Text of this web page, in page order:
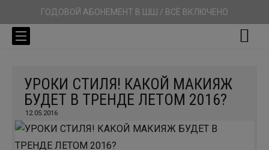
ГОДОВОЙ АБОНЕМЕНТ В ШШ / ВСЁ ВКЛЮЧЕНО
УРОКИ СТИЛЯ! КАКОЙ МАКИЯЖ
БУДЕТ В ТРЕНДЕ ЛЕТОМ 2016?
12.05.2016